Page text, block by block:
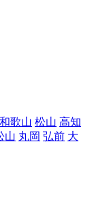
和歌山 松山 高知
山 丸岡 弘前 大